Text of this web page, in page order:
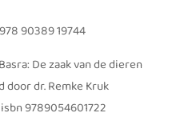
90389 19744
De zaak van de dieren
dr. Remke Kruk
9789054601722